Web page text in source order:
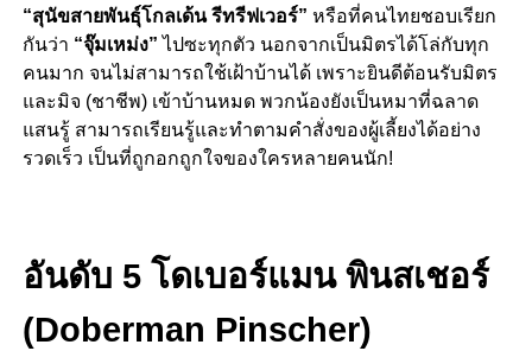
“สุนัขสายพันธุ์โกลเด้น รีทรีฟเวอร์” หรือที่คนไทยชอบเรียก
กันว่า “จุ๊มเหม่ง” ไปซะทุกตัว นอกจากเป็นมิตรได้โล่กับทุก
คนมาก จนไม่สามารถใช้เฝ้าบ้านได้ เพราะยินดีต้อนรับมิตร
และมิจ (ชาชีพ) เข้าบ้านหมด พวกน้องยังเป็นหมาที่ฉลาด
แสนรู้ สามารถเรียนรู้และทำตามคำสั่งของผู้เลี้ยงได้อย่าง
รวดเร็ว เป็นที่ถูกอกถูกใจของใครหลายคนนัก!
อันดับ 5 โดเบอร์แมน พินสเชอร์
(Doberman Pinscher)